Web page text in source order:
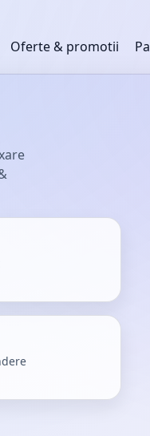
Oferte & promotii